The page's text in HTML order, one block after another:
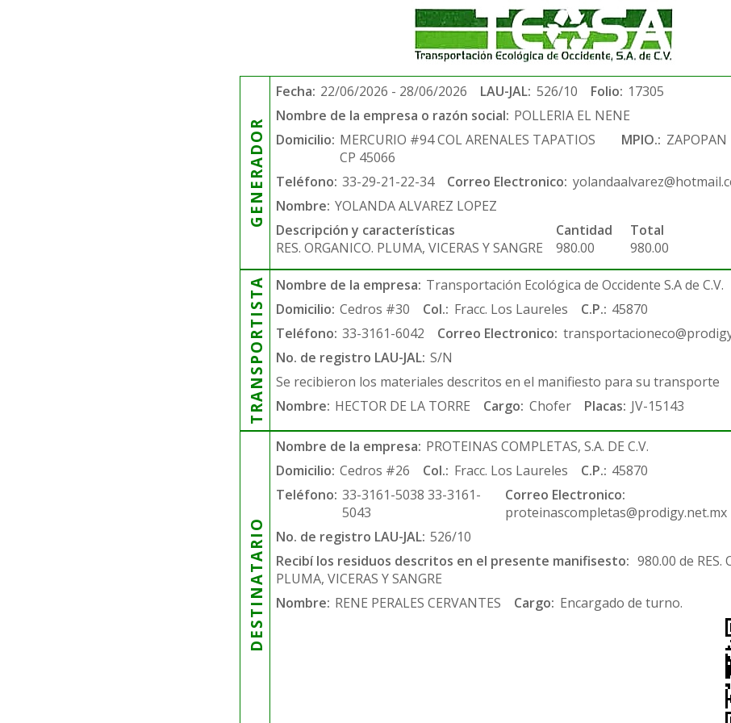
GENERADOR
Fecha: 22/06/2026 - 28/06/2026 LAU-JAL: 526/10 Folio: 17305
Nombre de la empresa o razón social: POLLERIA EL NENE
Domicilio: MERCURIO #94 COL ARENALES TAPATIOS
CP 45066
MPIO.: ZAPOPAN
Teléfono: 33-29-21-22-34 Correo Electronico:
Nombre: YOLANDA ALVAREZ LOPEZ
Descripción y características
RES. ORGANICO. PLUMA, VICERAS Y SANGRE
Cantidad
980.00
Total
980.00
TRANSPORTISTA Nombre de la empresa: Transportación Ecológica de Occidente S.A de C.V.
Domicilio: Cedros #30 Col.: Fracc. Los Laureles C.P.: 45870
Teléfono: 33-3161-6042 Correo Electronico:
No. de registro LAU-JAL: S/N
Se recibieron los materiales descritos en el manifiesto para su transporte
Nombre: HECTOR DE LA TORRE Cargo: Chofer Placas: JV-15143
DESTINATARIO
Nombre de la empresa: PROTEINAS COMPLETAS, S.A. DE C.V.
Domicilio: Cedros #26 Col.: Fracc. Los Laureles C.P.: 45870
Teléfono: 33-3161-5038 33-3161-
5043
Correo Electronico:
proteinascompletas@prodigy.net.mx
No. de registro LAU-JAL: 526/10
Recibí los residuos descritos en el presente manifisesto: 980.00 de RES.
PLUMA, VICERAS Y SANGRE
Nombre: RENE PERALES CERVANTES Cargo: Encargado de turno.